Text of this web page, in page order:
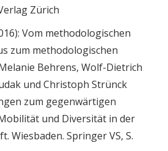
Zürich
Vom methodologischen
zum methodologischen
Behrens, Wolf-Dietrich
und Christoph Strünck
zum gegenwärtigen
und Diversität in der
Wiesbaden. Springer VS, S.